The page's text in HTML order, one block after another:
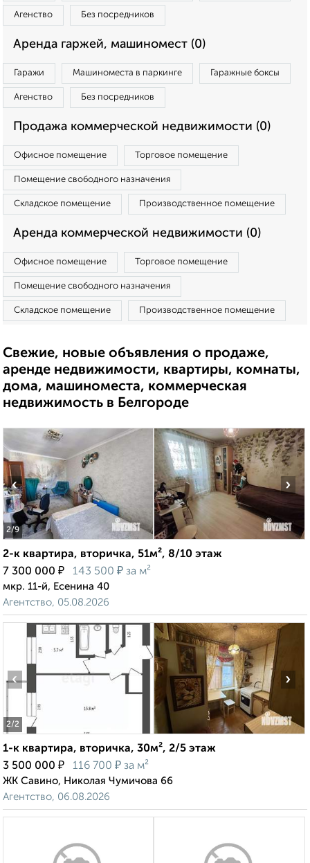
Агенство Без посредников
Аренда гаржей, машиномест (0)
Гаражи Машиноместа в паркинге Гаражные боксы
Агенство Без посредников
Продажа коммерческой недвижимости (0)
Офисное помещение Торговое помещение
Помещение свободного назначения
Складское помещение Производственное помещение
Аренда коммерческой недвижимости (0)
Офисное помещение Торговое помещение
Помещение свободного назначения
Складское помещение Производственное помещение
Свежие, новые объявления о продаже,
аренде недвижимости, квартиры, комнаты,
дома, машиноместа, коммерческая
недвижимость в Белгороде
2/9
‹ ›
2-к квартира, вторичка, 51м², 8/10 этаж
7 300 000 ₽ 143 500 ₽ за м²
мкр. 11-й, Есенина 40
Агентство, 05.08.2026
2/2
‹ ›
1-к квартира, вторичка, 30м², 2/5 этаж
3 500 000 ₽ 116 700 ₽ за м²
ЖК Савино, Николая Чумичова 66
Агентство, 06.08.2026